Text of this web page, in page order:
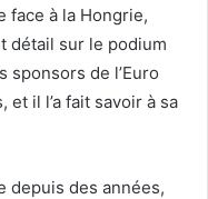
face à la Hongrie,
détail sur le podium
sponsors de l’Euro
il l’a fait savoir à sa
depuis des années,